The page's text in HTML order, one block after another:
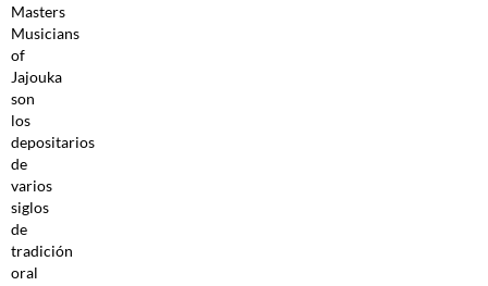
Masters
Musicians
of
Jajouka
son
los
depositarios
de
varios
siglos
de
tradición
oral